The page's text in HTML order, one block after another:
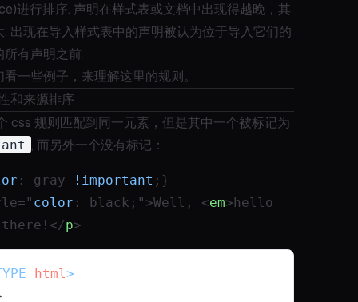
进行排序. 声明在样式表或文档中出现得越晚，其
. 出现在导入样式表中的声明被认为位于导入它们的
有声明之前.
一些例子，来理解这里的规则。
和来源排序
css 规则匹配到同一元素，但是其中一个被标记为
, 而另外一个没有标记：
: gray !important ;}
color : black;">Well, <em>hello
p>
html >